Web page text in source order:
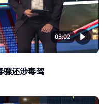
03:02
骡还涉毒驾